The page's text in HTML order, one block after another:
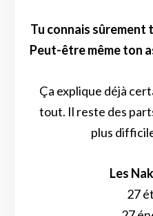
Tu connais
Peut-être même ton
Ça explique déjà
tout. Il reste des
plus
Les
27